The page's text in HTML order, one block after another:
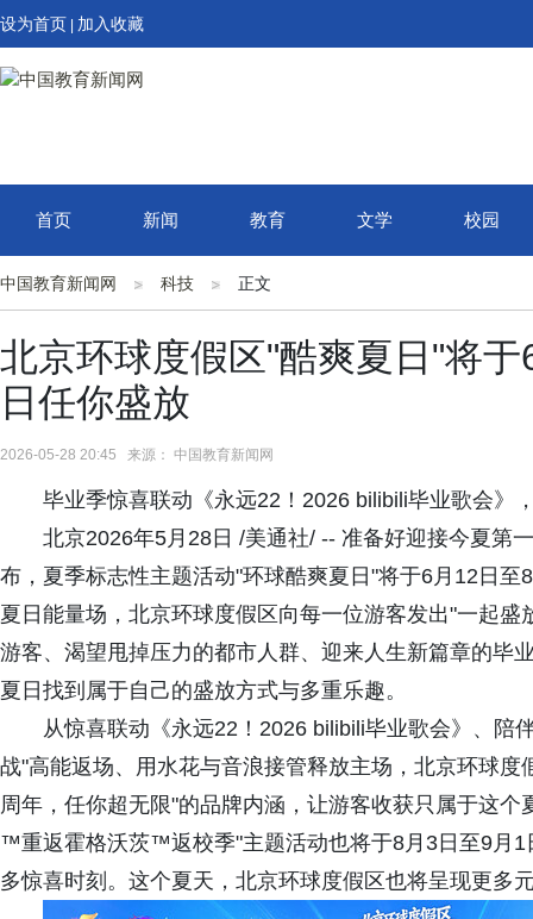
设为首页 加入收藏
首页 新闻 教育 文学 校园
中国教育新闻网 科技 正文
北京环球度假区"酷爽夏日"将
日任你盛放
2026-05-28 20:45 来源： 中国教育新闻网
毕业季惊喜联动《永远22！2026 bilibili毕业歌会》
北京2026年5月28日 /美通社/ -- 准备好迎接今夏第
布，夏季标志性主题活动"环球酷爽夏日"将于6月12日
夏日能量场，北京环球度假区向每一位游客发出"一起
游客、渴望甩掉压力的都市人群、迎来人生新篇章的毕
夏日找到属于自己的盛放方式与多重乐趣。
从惊喜联动《永远22！2026 bilibili毕业歌会》、陪
战"高能返场、用水花与音浪接管释放主场，北京环球
周年，任你超无限"的品牌内涵，让游客收获只属于这
™重返霍格沃茨™返校季"主题活动也将于8月3日至9月1
多惊喜时刻。这个夏天，北京环球度假区也将呈现更多